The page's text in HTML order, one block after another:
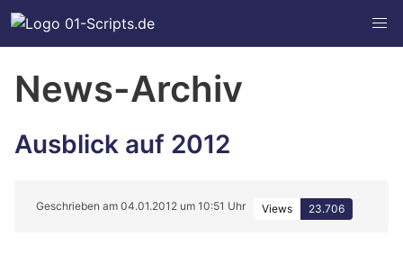
News-Archiv
Ausblick auf 2012
Geschrieben am 04.01.2012 um 10:51 Uhr Views 23.706